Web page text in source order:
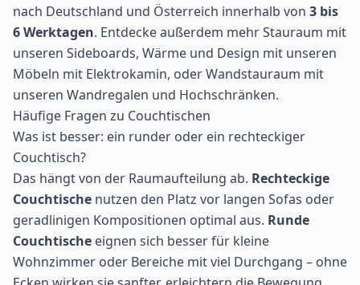
nach Deutschland und Österreich innerhalb von 3 bis
6 Werktagen. Entdecke außerdem mehr Stauraum mit
unseren Sideboards, Wärme und Design mit unseren
Möbeln mit Elektrokamin, oder Wandstauraum mit
unseren Wandregalen und Hochschränken.
Häufige Fragen zu Couchtischen
Was ist besser: ein runder oder ein rechteckiger
Couchtisch?
Das hängt von der Raumaufteilung ab. Rechteckige
Couchtische nutzen den Platz vor langen Sofas oder
geradlinigen Kompositionen optimal aus. Runde
Couchtische eignen sich besser für kleine
Wohnzimmer oder Bereiche mit viel Durchgang – ohne